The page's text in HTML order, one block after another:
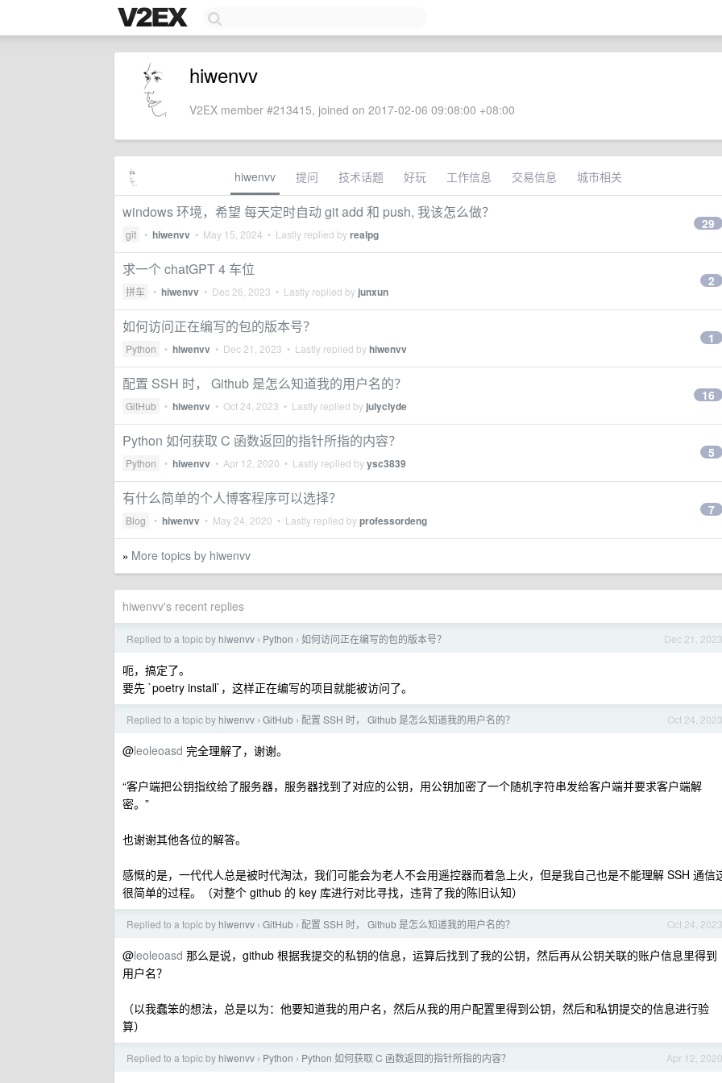
hiwenvv
V2EX member #213415, joined on 2017-02-06 09:08:00 +08:00
hiwenvv 提问 技术话题 好玩 工作信息 交易信息 城市相关
windows 环境，希望 每天定时自动 git add 和 push, 我该怎么做？
git • hiwenvv • May 15, 2024 • Lastly replied byrealpg
29
求一个 chatGPT 4 车位
拼车 • hiwenvv • Dec 26, 2023 • Lastly replied by junxun
2
如何访问正在编写的包的版本号？
Python • hiwenvv • Dec 21, 2023 • Lastly replied byhiwenvv
1
配置 SSH 时， Github 是怎么知道我的用户名的？
GitHub • hiwenvv • Oct 24, 2023 • Lastly replied by julyclyde
16
Python 如何获取 C 函数返回的指针所指的内容？
Python • hiwenvv • Apr 12, 2020 • Lastly replied byysc3839
5
有什么简单的个人博客程序可以选择？
Blog • hiwenvv • May 24, 2020 • Lastly replied byprofessordeng
7
» More topics by hiwenvv
hiwenvv's recent replies
Dec 21, 2023
Replied to a topic by hiwenvv › Python › 如何访问正在编写的包的版本号？
呃，搞定了。
要先 `poetry install`，这样正在编写的项目就能被访问了。
Oct 24, 2023
Replied to a topic by hiwenvv › GitHub › 配置 SSH 时， Github 是怎么知道我的用户名的？
@leoleoasd 完全理解了，谢谢。
“客户端把公钥指纹给了服务器，服务器找到了对应的公钥，用公钥加密了一个随机字符串发给客户端并要求客户端解
密。”
也谢谢其他各位的解答。
感慨的是，一代代人总是被时代淘汰，我们可能会为老人不会用遥控器而着急上火，但是我自己也是不能理解 SSH 通信
很简单的过程。（对整个 github 的 key 库进行对比寻找，违背了我的陈旧认知）
Oct 24, 2023
Replied to a topic by hiwenvv › GitHub › 配置 SSH 时， Github 是怎么知道我的用户名的？
@leoleoasd 那么是说，github 根据我提交的私钥的信息，运算后找到了我的公钥，然后再从公钥关联的账户信息里得到
用户名？
（以我蠢笨的想法，总是以为：他要知道我的用户名，然后从我的用户配置里得到公钥，然后和私钥提交的信息进行验
算）
Apr 12, 2020
Replied to a topic by hiwenvv › Python › Python 如何获取 C 函数返回的指针所指的内容？